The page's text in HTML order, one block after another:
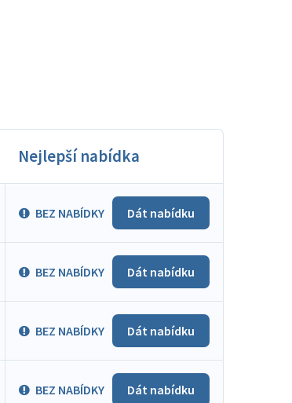
Nejlepší nabídka
BEZ NABÍDKY Dát nabídku
BEZ NABÍDKY Dát nabídku
BEZ NABÍDKY Dát nabídku
BEZ NABÍDKY Dát nabídku